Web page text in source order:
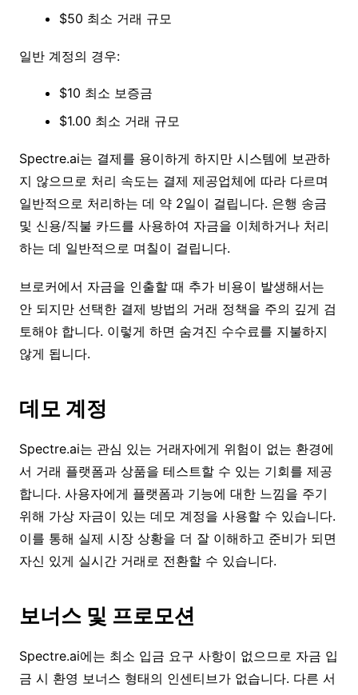
$50 최소 거래 규모
일반 계정의 경우:
$10 최소 보증금
$1.00 최소 거래 규모
Spectre.ai는 결제를 용이하게 하지만 시스템에 보관하
지 않으므로 처리 속도는 결제 제공업체에 따라 다르며
일반적으로 처리하는 데 약 2일이 걸립니다. 은행 송금
및 신용/직불 카드를 사용하여 자금을 이체하거나 처리
하는 데 일반적으로 며칠이 걸립니다.
브로커에서 자금을 인출할 때 추가 비용이 발생해서는
안 되지만 선택한 결제 방법의 거래 정책을 주의 깊게 검
토해야 합니다. 이렇게 하면 숨겨진 수수료를 지불하지
않게 됩니다.
데모 계정
Spectre.ai는 관심 있는 거래자에게 위험이 없는 환경에
서 거래 플랫폼과 상품을 테스트할 수 있는 기회를 제공
합니다. 사용자에게 플랫폼과 기능에 대한 느낌을 주기
위해 가상 자금이 있는 데모 계정을 사용할 수 있습니다.
이를 통해 실제 시장 상황을 더 잘 이해하고 준비가 되면
자신 있게 실시간 거래로 전환할 수 있습니다.
보너스 및 프로모션
Spectre.ai에는 최소 입금 요구 사항이 없으므로 자금 입
금 시 환영 보너스 형태의 인센티브가 없습니다. 다른 서